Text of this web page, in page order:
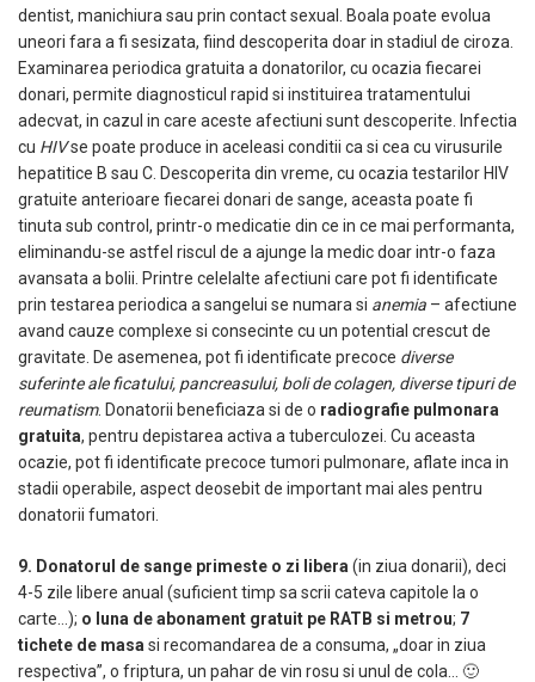
dentist, manichiura sau prin contact sexual. Boala poate evolua
uneori fara a fi sesizata, fiind descoperita doar in stadiul de ciroza.
Examinarea periodica gratuita a donatorilor, cu ocazia fiecarei
donari, permite diagnosticul rapid si instituirea tratamentului
adecvat, in cazul in care aceste afectiuni sunt descoperite. Infectia
cu HIVse poate produce in aceleasi conditii ca si cea cu virusurile
hepatitice B sau C. Descoperita din vreme, cu ocazia testarilor HIV
gratuite anterioare fiecarei donari de sange, aceasta poate fi
tinuta sub control, printr-o medicatie din ce in ce mai performanta,
eliminandu-se astfel riscul de a ajunge la medic doar intr-o faza
avansata a bolii. Printre celelalte afectiuni care pot fi identificate
prin testarea periodica a sangelui se numara si anemia – afectiune
avand cauze complexe si consecinte cu un potential crescut de
gravitate. De asemenea, pot fi identificate precoce diverse
suferinte ale ficatului, pancreasului, boli de colagen, diverse tipuri de
reumatism. Donatorii beneficiaza si de o radiografie pulmonara
gratuita, pentru depistarea activa a tuberculozei. Cu aceasta
ocazie, pot fi identificate precoce tumori pulmonare, aflate inca in
stadii operabile, aspect deosebit de important mai ales pentru
donatorii fumatori.
9. Donatorul de sange primeste o zi libera (in ziua donarii), deci
4-5 zile libere anual (suficient timp sa scrii cateva capitole la o
carte…); o luna de abonament gratuit pe RATB si metrou; 7
tichete de masa si recomandarea de a consuma, „doar in ziua
respectiva”, o friptura, un pahar de vin rosu si unul de cola… 🙂